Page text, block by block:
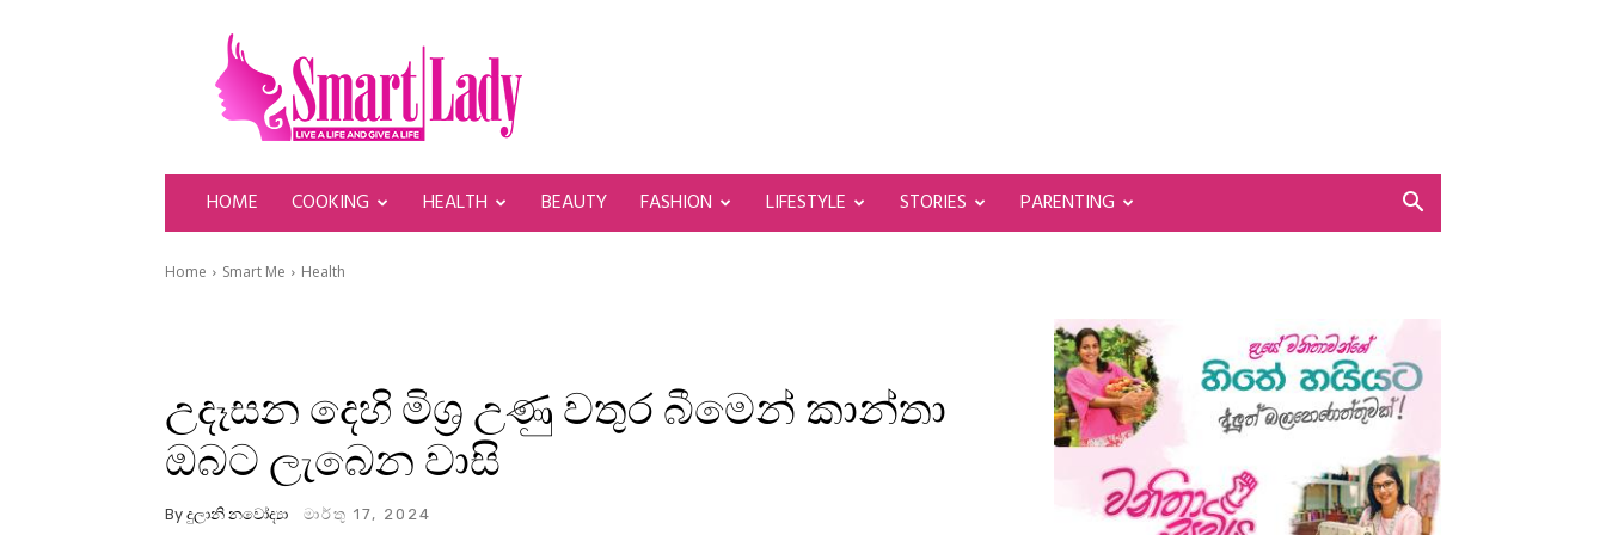
SmartLady
HOME COOKING HEALTH BEAUTY FASHION LIFESTYLE STORIES PARENTING
Home Smart Me Health
උදෑසන දෙහි මිශ්‍ර උණු වතුර බීමෙන් කාන්තා
ඔබට ලැබෙන වාසි
By දුලානි නවෝද්‍යා මාර්තු 17, 2024